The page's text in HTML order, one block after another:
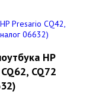
HP
CQ72